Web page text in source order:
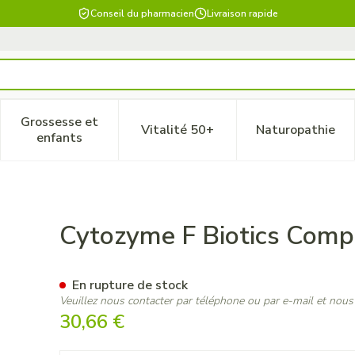
Conseil du pharmacien Livraison rapide
Beauté, soins et hygiène
menu pour la catégorie Régime, alimentation &
Grossesse et
enfantsAfficher le sous-menu pour la catégorie
Vitalité 50+Afficher le sous-menu pour la
Naturopathie
Afficher
Cytozyme F Biotics
30,66 €
En rupture de stock
Veuillez nous contacter par téléphone ou par e-mail et